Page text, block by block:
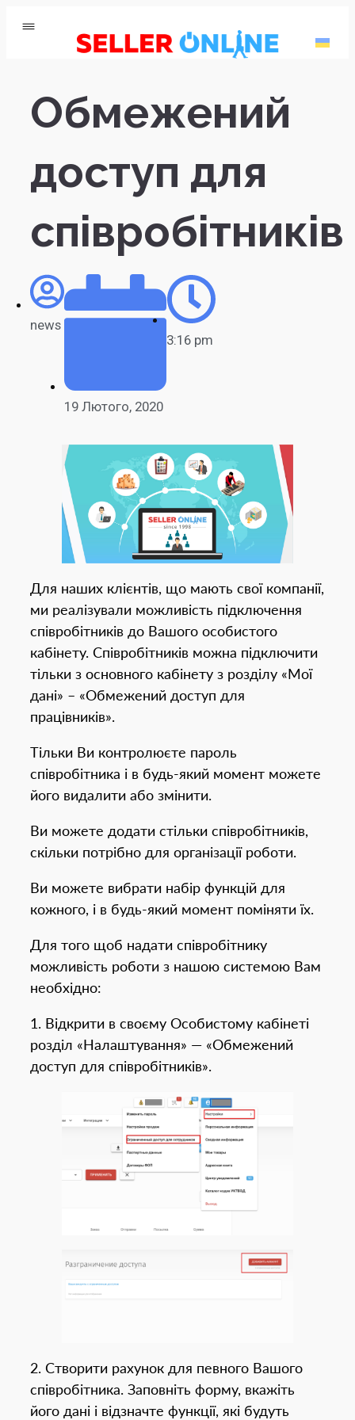
Обмежений
доступ для
співробітників
news
19 Лютого, 2020
3:16 pm
Для наших клієнтів, що мають свої компанії,
ми реалізували можливість підключення
співробітників до Вашого особистого
кабінету. Співробітників можна підключити
тільки з основного кабінету з розділу «Мої
дані» – «Обмежений доступ для
працівників».
Тільки Ви контролюєте пароль
співробітника і в будь-який момент можете
його видалити або змінити.
Ви можете додати стільки співробітників,
скільки потрібно для організації роботи.
Ви можете вибрати набір функцій для
кожного, і в будь-який момент поміняти їх.
Для того щоб надати співробітнику
можливість роботи з нашою системою Вам
необхідно:
1. Відкрити в своєму Особистому кабінеті
розділ «Налаштування» — «Обмежений
доступ для співробітників».
2. Створити рахунок для певного Вашого
співробітника. Заповніть форму, вкажіть
його дані і відзначте функції, які будуть